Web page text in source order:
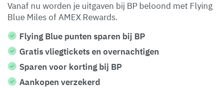
Vanaf nu worden je uitgaven bij BP beloond met Flying
Blue Miles of AMEX Rewards.
Flying Blue punten sparen bij BP
Gratis vliegtickets en overnachtigen
Sparen voor korting bij BP
Aankopen verzekerd